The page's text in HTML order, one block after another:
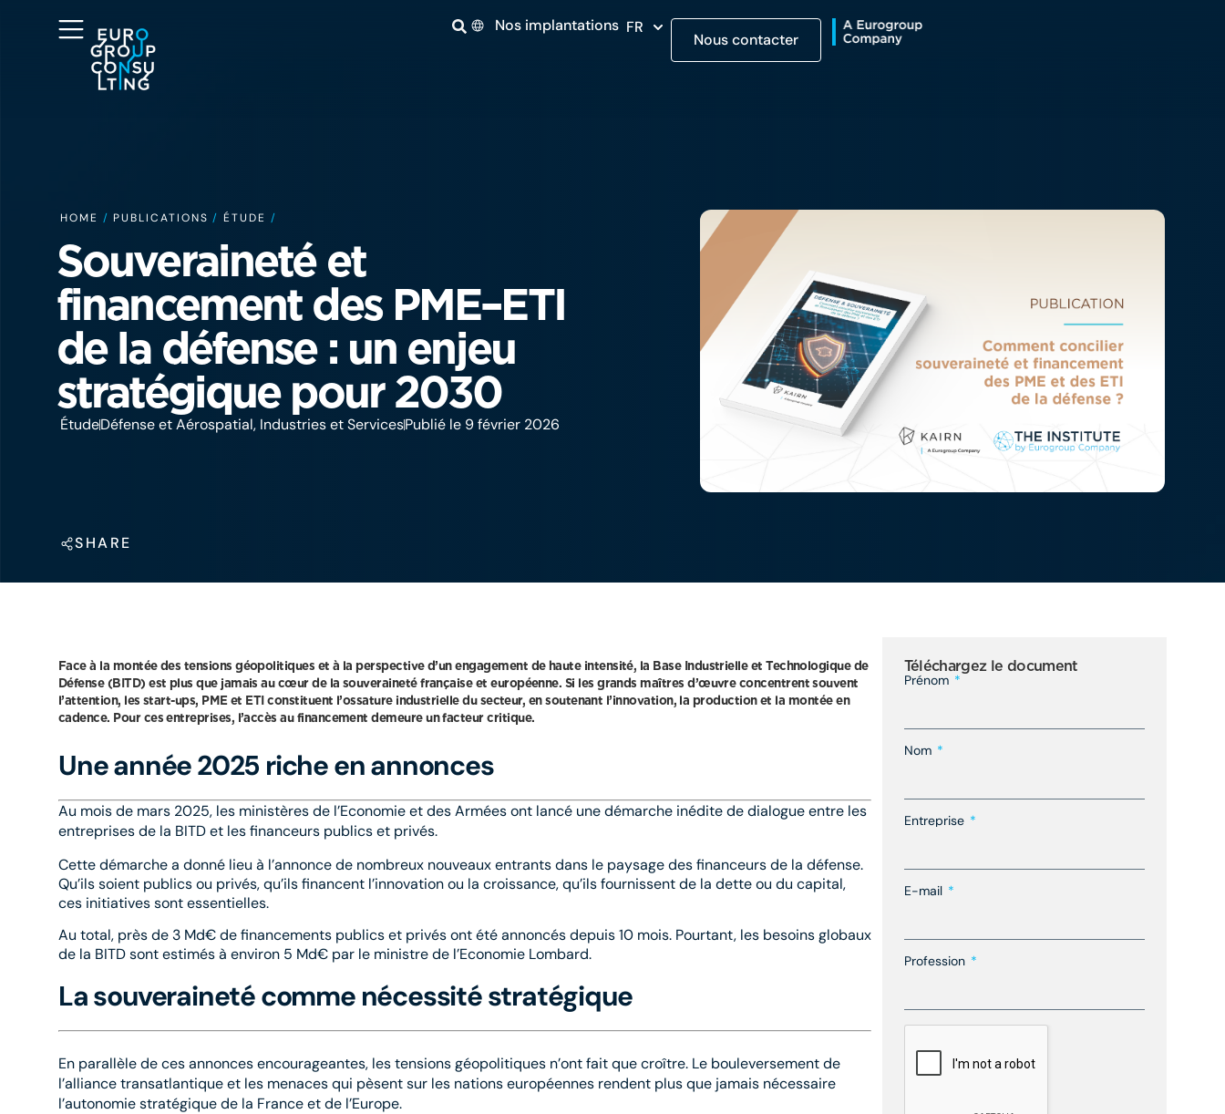
Nos implantations FR
Nous contacter
HOME / PUBLICATIONS / ÉTUDE /
Souveraineté et
financement des PME–ETI
de la défense : un enjeu
stratégique pour 2030
ÉtudeDéfense et Aérospatial, Industries et ServicesPublié le 9 février 2026
SHARE
Face à la montée des tensions géopolitiques et à la perspective d’un engagement de haute intensité, la Base Industrielle et Technologique de
Défense (BITD) est plus que jamais au cœur de la souveraineté française et européenne. Si les grands maîtres d’œuvre concentrent souvent
l’attention, les start-ups, PME et ETI constituent l’ossature industrielle du secteur, en soutenant l’innovation, la production et la montée en
cadence. Pour ces entreprises, l’accès au financement demeure un facteur critique.
Une année 2025 riche en annonces
Au mois de mars 2025, les ministères de l’Economie et des Armées ont lancé une démarche inédite de dialogue entre les
entreprises de la BITD et les financeurs publics et privés.
Cette démarche a donné lieu à l’annonce de nombreux nouveaux entrants dans le paysage des financeurs de la défense.
Qu’ils soient publics ou privés, qu’ils financent l’innovation ou la croissance, qu’ils fournissent de la dette ou du capital,
ces initiatives sont essentielles.
Au total, près de 3 Md€ de financements publics et privés ont été annoncés depuis 10 mois. Pourtant, les besoins globaux
de la BITD sont estimés à environ 5 Md€ par le ministre de l’Economie Lombard.
La souveraineté comme nécessité stratégique
En parallèle de ces annonces encourageantes, les tensions géopolitiques n’ont fait que croître. Le bouleversement de
l’alliance transatlantique et les menaces qui pèsent sur les nations européennes rendent plus que jamais nécessaire
l’autonomie stratégique de la France et de l’Europe.
Téléchargez le document
Prénom
Nom
Entreprise
E-mail
Profession